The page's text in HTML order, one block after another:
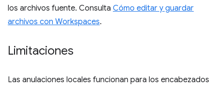
los archivos fuente. Consulta Cómo editar y guardar
archivos con Workspaces.
Limitaciones
Las anulaciones locales funcionan para los encabezados